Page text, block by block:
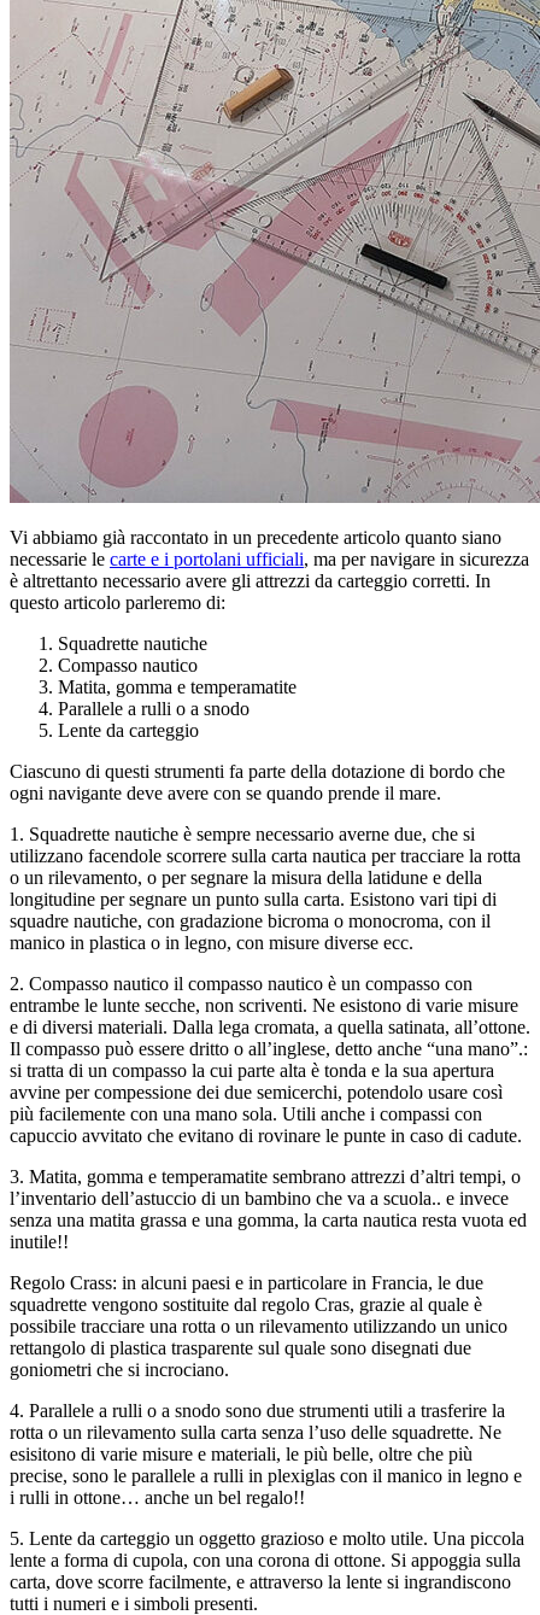
Vi abbiamo già raccontato in un precedente articolo quanto siano
necessarie le carte e i portolani ufficiali, ma per navigare in sicurezza
è altrettanto necessario avere gli attrezzi da carteggio corretti. In
questo articolo parleremo di:
Squadrette nautiche
Compasso nautico
Matita, gomma e temperamatite
Parallele a rulli o a snodo
Lente da carteggio
Ciascuno di questi strumenti fa parte della dotazione di bordo che
ogni navigante deve avere con se quando prende il mare.
1. Squadrette nautiche è sempre necessario averne due, che si
utilizzano facendole scorrere sulla carta nautica per tracciare la rotta
o un rilevamento, o per segnare la misura della latidune e della
longitudine per segnare un punto sulla carta. Esistono vari tipi di
squadre nautiche, con gradazione bicroma o monocroma, con il
manico in plastica o in legno, con misure diverse ecc.
2. Compasso nautico il compasso nautico è un compasso con
entrambe le lunte secche, non scriventi. Ne esistono di varie misure
e di diversi materiali. Dalla lega cromata, a quella satinata, all’ottone.
Il compasso può essere dritto o all’inglese, detto anche “una mano”.:
si tratta di un compasso la cui parte alta è tonda e la sua apertura
avvine per compessione dei due semicerchi, potendolo usare così
più facilemente con una mano sola. Utili anche i compassi con
capuccio avvitato che evitano di rovinare le punte in caso di cadute.
3. Matita, gomma e temperamatite sembrano attrezzi d’altri tempi, o
l’inventario dell’astuccio di un bambino che va a scuola.. e invece
senza una matita grassa e una gomma, la carta nautica resta vuota ed
inutile!!
Regolo Crass: in alcuni paesi e in particolare in Francia, le due
squadrette vengono sostituite dal regolo Cras, grazie al quale è
possibile tracciare una rotta o un rilevamento utilizzando un unico
rettangolo di plastica trasparente sul quale sono disegnati due
goniometri che si incrociano.
4. Parallele a rulli o a snodo sono due strumenti utili a trasferire la
rotta o un rilevamento sulla carta senza l’uso delle squadrette. Ne
esisitono di varie misure e materiali, le più belle, oltre che più
precise, sono le parallele a rulli in plexiglas con il manico in legno e
i rulli in ottone… anche un bel regalo!!
5. Lente da carteggio un oggetto grazioso e molto utile. Una piccola
lente a forma di cupola, con una corona di ottone. Si appoggia sulla
carta, dove scorre facilmente, e attraverso la lente si ingrandiscono
tutti i numeri e i simboli presenti.